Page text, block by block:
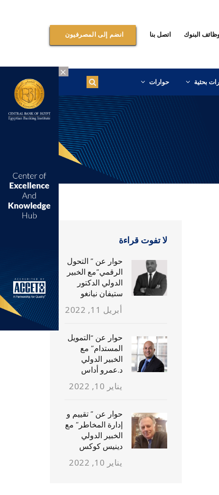
×
البنوك اتصل بنا انضم إلى المصرفيون
بحثية حوارات
لا تفوت قراءة
حوار عن ” التحول
الرقمي”مع الخبير
الدولي الدكتور
ستيفان نيانغو
أبريل 11, 2022
حوار عن “التمويل
المستدام” مع
الخبير الدولي
د.عمرو أداس
يناير 10, 2022
حوار عن ” تقييم و
إدارة المخاطر” مع
الخبير الدولي
دينيس كوكس
يناير 10, 2022